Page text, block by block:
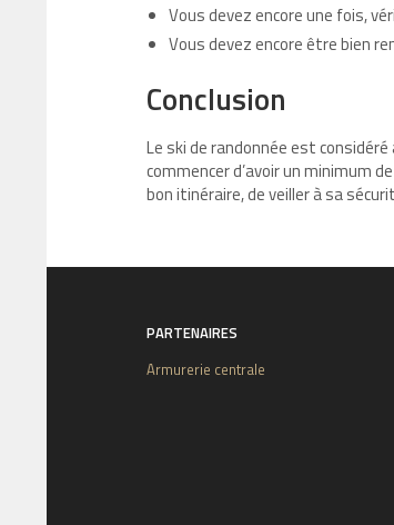
Vous devez encore une fois,
Vous devez encore être bien
Conclusion
Le ski de randonnée est
commencer d’avoir un minimum
bon itinéraire, de veiller à sa
PARTENAIRES
Armurerie centrale